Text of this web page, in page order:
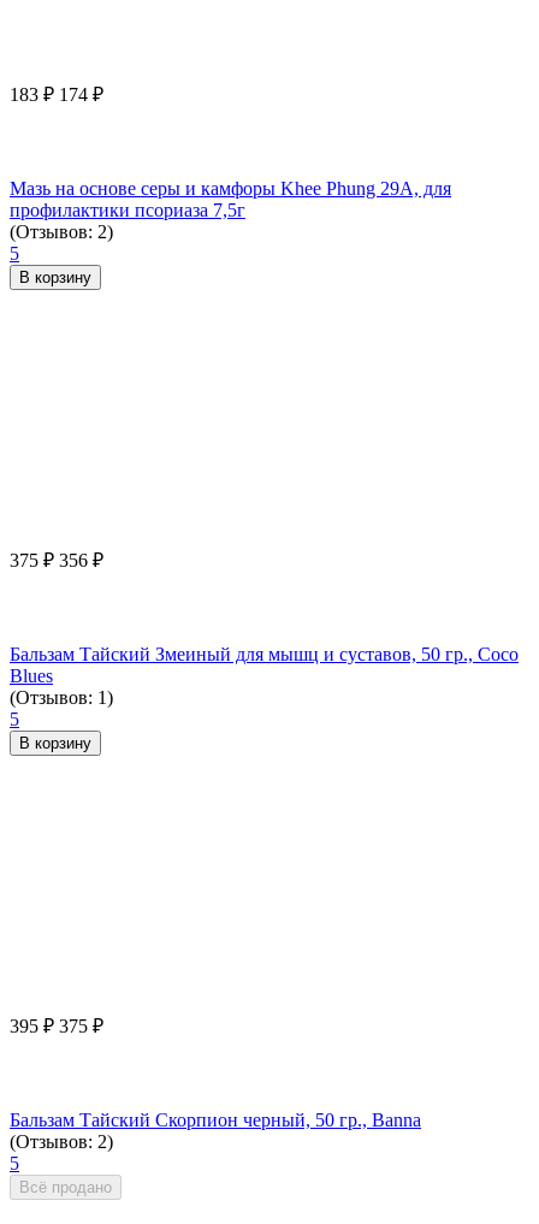
183 ₽ 174 ₽
Мазь на основе серы и камфоры Khee Phung 29A, для
профилактики псориаза 7,5г
(Отзывов: 2)
5
В корзину
375 ₽ 356 ₽
Бальзам Тайский Змеиный для мышц и суставов, 50 гр., Coco
Blues
(Отзывов: 1)
5
В корзину
395 ₽ 375 ₽
Бальзам Тайский Cкорпион черный, 50 гр., Banna
(Отзывов: 2)
5
Всё продано